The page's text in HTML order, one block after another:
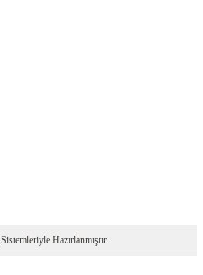
Sistemleriyle Hazırlanmıştır.